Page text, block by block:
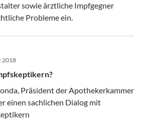
sowie ärztliche Impfgegner
Probleme ein.
2018
Präsident der Apothekerkammer
einen sachlichen Dialog mit